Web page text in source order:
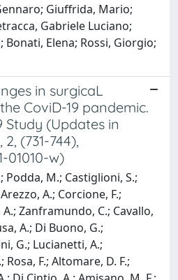
Giuffrida, Mario;
Gabriele Luciano;
Elena; Rossi, Giorgio;
in surgicaL
CoviD-19 pandemic.
Study (Updates in
(731-744),
01010-w)
Podda, M.; Castiglioni, S.;
A.; Corcione, F.;
Zanframundo, C.; Cavallo,
A.; Di Buono, G.;
G.; Lucianetti, A.;
F.; Altomare, D. F.;